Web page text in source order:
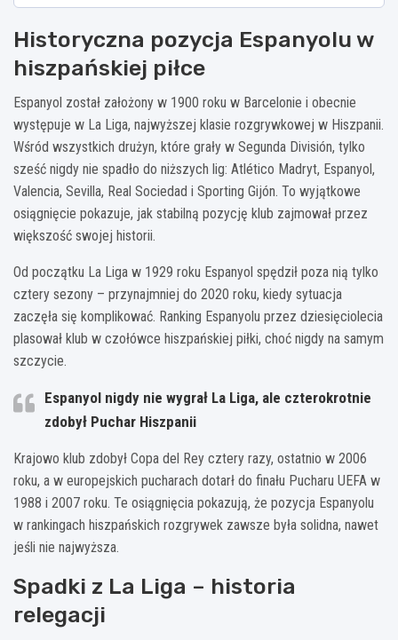
Historyczna pozycja Espanyolu w
hiszpańskiej piłce
Espanyol został założony w 1900 roku w Barcelonie i obecnie
występuje w La Liga, najwyższej klasie rozgrywkowej w Hiszpanii.
Wśród wszystkich drużyn, które grały w Segunda División, tylko
sześć nigdy nie spadło do niższych lig: Atlético Madryt, Espanyol,
Valencia, Sevilla, Real Sociedad i Sporting Gijón. To wyjątkowe
osiągnięcie pokazuje, jak stabilną pozycję klub zajmował przez
większość swojej historii.
Od początku La Liga w 1929 roku Espanyol spędził poza nią tylko
cztery sezony – przynajmniej do 2020 roku, kiedy sytuacja
zaczęła się komplikować. Ranking Espanyolu przez dziesięciolecia
plasował klub w czołówce hiszpańskiej piłki, choć nigdy na samym
szczycie.
Espanyol nigdy nie wygrał La Liga, ale czterokrotnie
zdobył Puchar Hiszpanii
Krajowo klub zdobył Copa del Rey cztery razy, ostatnio w 2006
roku, a w europejskich pucharach dotarł do finału Pucharu UEFA w
1988 i 2007 roku. Te osiągnięcia pokazują, że pozycja Espanyolu
w rankingach hiszpańskich rozgrywek zawsze była solidna, nawet
jeśli nie najwyższa.
Spadki z La Liga – historia
relegacji